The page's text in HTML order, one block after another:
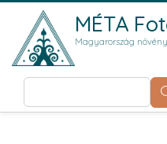
Ugrás a tartalomra
MÉTA
Magyarország
Keresés